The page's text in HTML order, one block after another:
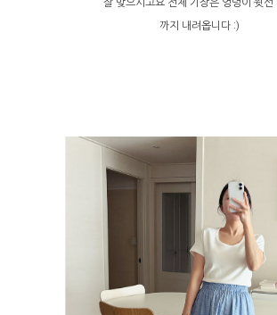
잘 맞으시고요 전체 기장은 엉덩이 윗선
까지 내려옵니다 :)